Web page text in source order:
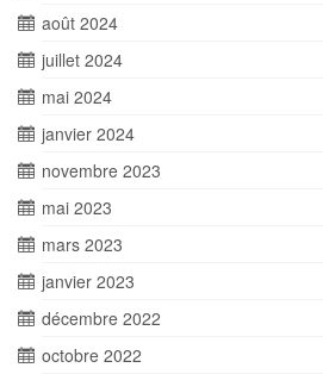
août 2024
juillet 2024
mai 2024
janvier 2024
novembre 2023
mai 2023
mars 2023
janvier 2023
décembre 2022
octobre 2022